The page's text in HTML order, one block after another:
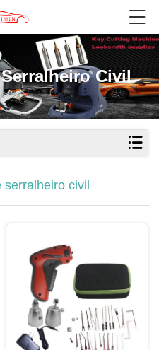
Civil
civil